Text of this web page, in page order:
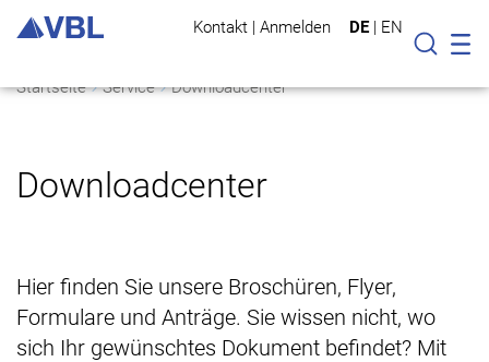
Kontakt | Anmelden DE | EN
Suche
Startseite Service Downloadcenter
Downloadcenter
Hier finden Sie unsere Broschüren, Flyer,
Formulare und Anträge. Sie wissen nicht, wo
sich Ihr gewünschtes Dokument befindet? Mit